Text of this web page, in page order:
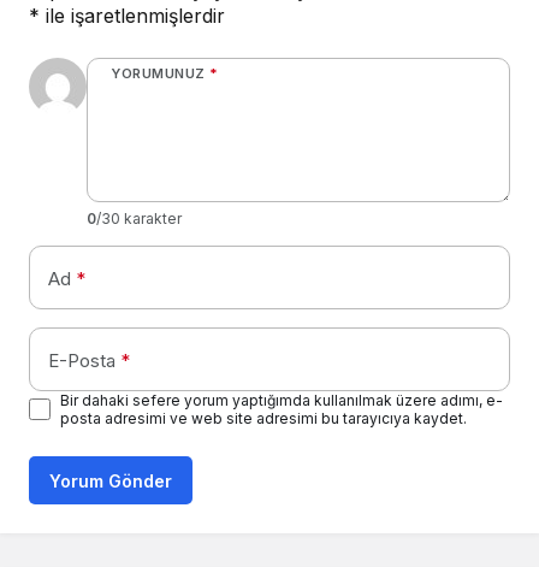
* ile işaretlenmişlerdir
YORUMUNUZ *
0/30 karakter
Ad *
E-Posta *
Bir dahaki sefere yorum yaptığımda kullanılmak üzere adımı, e-
posta adresimi ve web site adresimi bu tarayıcıya kaydet.
Yorum Gönder